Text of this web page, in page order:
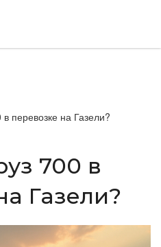
в перевозке на Газели?
700 в
Газели?